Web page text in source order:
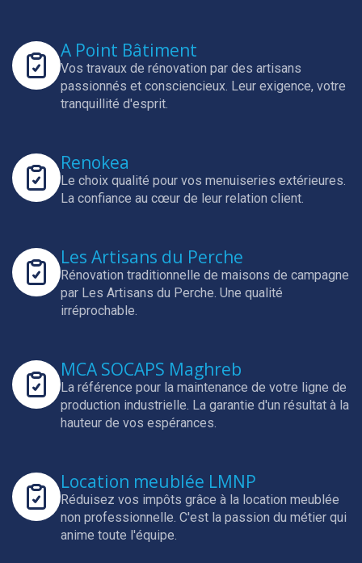
A Point Bâtiment
Vos travaux de rénovation par des artisans
passionnés et consciencieux. Leur exigence, votre
tranquillité d'esprit.
Renokea
Le choix qualité pour vos menuiseries extérieures.
La confiance au cœur de leur relation client.
Les Artisans du Perche
Rénovation traditionnelle de maisons de campagne
par Les Artisans du Perche. Une qualité
irréprochable.
MCA SOCAPS Maghreb
La référence pour la maintenance de votre ligne de
production industrielle. La garantie d'un résultat à la
hauteur de vos espérances.
Location meublée LMNP
Réduisez vos impôts grâce à la location meublée
non professionnelle. C'est la passion du métier qui
anime toute l'équipe.